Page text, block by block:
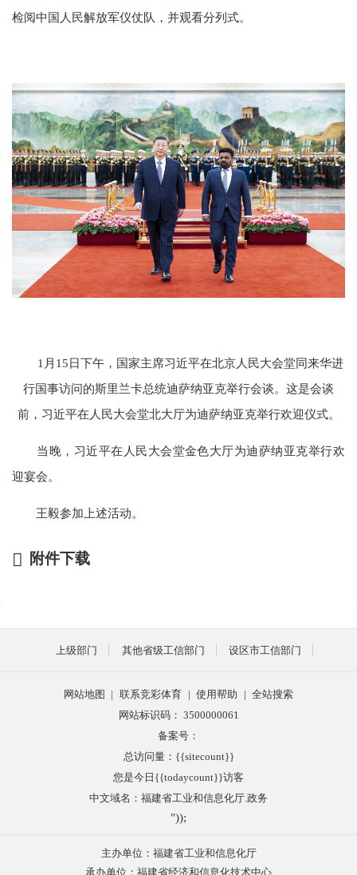
检阅中国人民解放军仪仗队，并观看分列式。
1月15日下午，国家主席习近平在北京人民大会堂同来华进
行国事访问的斯里兰卡总统迪萨纳亚克举行会谈。这是会谈
前，习近平在人民大会堂北大厅为迪萨纳亚克举行欢迎仪式。
当晚，习近平在人民大会堂金色大厅为迪萨纳亚克举行欢
迎宴会。
王毅参加上述活动。
附件下载
上级部门 其他省级工信部门 设区市工信部门
网站地图 | 联系竞彩体育 | 使用帮助 | 全站搜索
网站标识码： 3500000061
备案号：
总访问量：{{sitecount}}
您是今日{{todaycount}}访客
中文域名：福建省工业和信息化厅.政务
"));
主办单位：福建省工业和信息化厅
承办单位：福建省经济和信息化技术中心